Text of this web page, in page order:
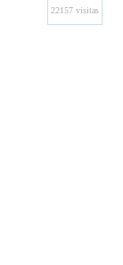
22157 visitas